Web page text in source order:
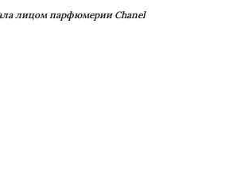
лицом парфюмерии Chanel